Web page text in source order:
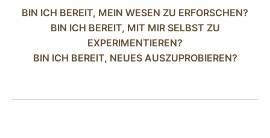
BIN ICH BEREIT, MEIN WESEN ZU ERFORSCHEN?
BIN ICH BEREIT, MIT MIR SELBST ZU
EXPERIMENTIEREN?
BIN ICH BEREIT, NEUES AUSZUPROBIEREN?